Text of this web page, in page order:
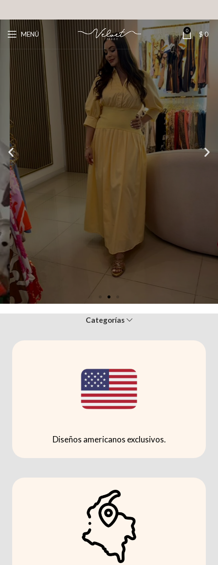
MENÚ 0 $0
¿Sabes quiénes somos?
Somos una boutique de ropa para mujer ubicada en
Llanocentro, local 1-031, en Villavicencio, Meta. Conoce
más sobre nosotros y descubre una galería con algunos
diseños confeccionados por nuestra marca.
Categorías
Diseños americanos exclusivos.